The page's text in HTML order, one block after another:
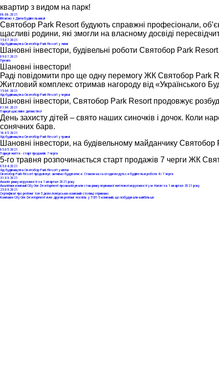
квартир з видом на парк!
08.08.2021
Вітаємо з Днем Будівельника!
Святобор Park Resort будують справжні професіонали,
щасливі родини, які змогли на власному досвіді
15.07.2021
Хід будівництва Святобор Park Resort у липні
Шановні інвестори, будівельні роботи Святобор Park
09.07.2021
Премія
Шановні інвестори!
Раді повідомити про ще одну перемогу ЖК Святобор Park
Житловий комплекс отримав нагороду від «Українського
15.06.2021
Хід будівництва Святобор Park Resort у червні
Шановні інвестори, Святобор Park Resort продовжує
01 .06.2021
Паркуй щасливе дитинство!
День захисту дітей – свято наших синочків і дочок. Коли
сонячних барв.
18.05.2021
Хід будівництва Святобор Park Resort у травні
Шановні інвестори, на будівельному майданчику
05.05.2021
Паркуй життя - старт продажів 7 черги
5-го травня розпочинається старт продажів 7 черги ЖК
05.04.2021
Хід будівництва Святобор Park Resort у квітні
Святобор Park Resort продовжує активно будуватися. Станом на сьогодні ведуться будівельні роботи 4 і 7 черги.
31 .03.2021
Аналіз ринку нерухомості за 1 квартал 2021 року
Аналітики компанії City One Development проаналізували стан ринку первинної житлової нерухомості у м. Києві за 1 квартал 2021 року
25.03.2021
Сертифікат про рейтинг топ-5 девелоперських компаній столиці отримано
Компанія Сity One Development вже другий рейтинг поспіль у ТОП-5 компаній, що побудували найбільше